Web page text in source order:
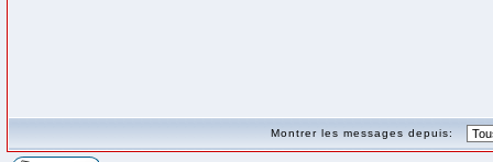
Montrer les messages depuis: